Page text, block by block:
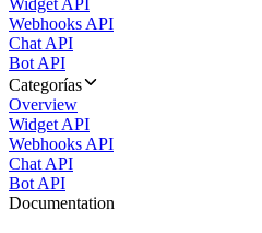
Widget API
Webhooks API
Chat API
Bot API
Categorías
Overview
Widget API
Webhooks API
Chat API
Bot API
Documentation